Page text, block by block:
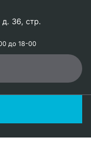
д. 36, стр.
до 18-00